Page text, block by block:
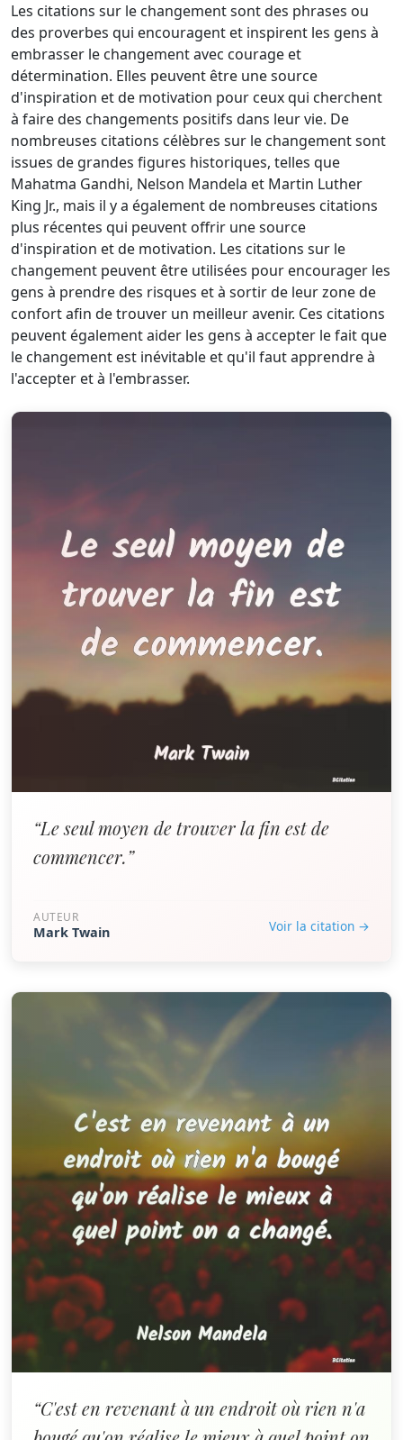
Les citations sur le changement sont des phrases ou
des proverbes qui encouragent et inspirent les gens à
embrasser le changement avec courage et
détermination. Elles peuvent être une source
d'inspiration et de motivation pour ceux qui cherchent
à faire des changements positifs dans leur vie. De
nombreuses citations célèbres sur le changement sont
issues de grandes figures historiques, telles que
Mahatma Gandhi, Nelson Mandela et Martin Luther
King Jr., mais il y a également de nombreuses citations
plus récentes qui peuvent offrir une source
d'inspiration et de motivation. Les citations sur le
changement peuvent être utilisées pour encourager les
gens à prendre des risques et à sortir de leur zone de
confort afin de trouver un meilleur avenir. Ces citations
peuvent également aider les gens à accepter le fait que
le changement est inévitable et qu'il faut apprendre à
l'accepter et à l'embrasser.
“Le seul moyen de trouver la fin est de
commencer.”
AUTEUR
Mark Twain Voir la citation →
“C'est en revenant à un endroit où rien n'a